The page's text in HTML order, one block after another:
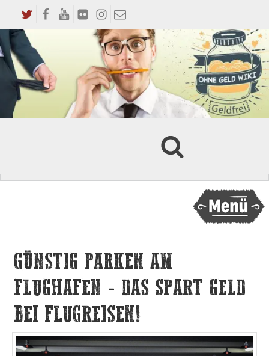
GÜNSTIG PARKEN AM
FLUGHAFEN - DAS SPART GELD
BEI FLUGREISEN!